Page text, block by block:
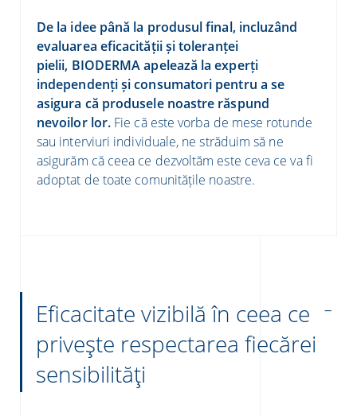
De la idee până la produsul final, incluzând
evaluarea eficacității și toleranței
pielii, BIODERMA apelează la experți
independenți și consumatori pentru a se
asigura că produsele noastre răspund
nevoilor lor. Fie că este vorba de mese rotunde
sau interviuri individuale, ne străduim să ne
asigurăm că ceea ce dezvoltăm este ceva ce va fi
adoptat de toate comunitățile noastre.
Eficacitate vizibilă în ceea ce
privește respectarea fiecărei
sensibilități